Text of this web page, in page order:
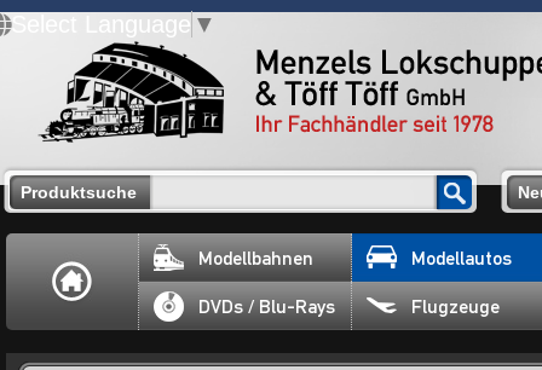
Select Language ▼
Produktsuche
Modellbahnen Modellautos
DVDs / Blu-Rays Flugzeuge